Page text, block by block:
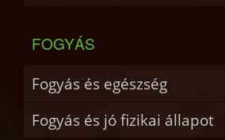
FOGYÁS
Fogyás és egészség
Fogyás és jó fizikai állapot